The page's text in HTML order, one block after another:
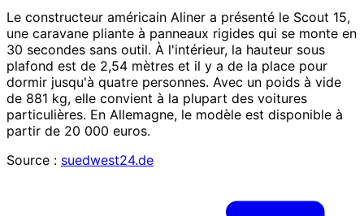
Le constructeur américain Aliner a présenté le Scout 15,
une caravane pliante à panneaux rigides qui se monte en
30 secondes sans outil. À l'intérieur, la hauteur sous
plafond est de 2,54 mètres et il y a de la place pour
dormir jusqu'à quatre personnes. Avec un poids à vide
de 881 kg, elle convient à la plupart des voitures
particulières. En Allemagne, le modèle est disponible à
partir de 20 000 euros.
Source : suedwest24.de